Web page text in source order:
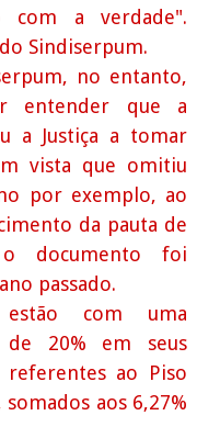
com a verdade".
Sindiserpum.
no entanto,
entender que a
a Justiça a tomar
vista que omitiu
por exemplo, ao
da pauta de
o documento foi
passado.
estão com uma
de 20% em seus
referentes ao Piso
aos 6,27%